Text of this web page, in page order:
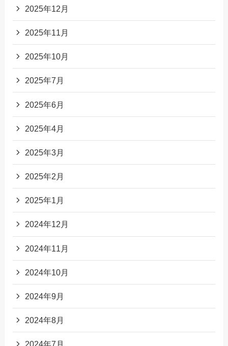
2025年12月
2025年11月
2025年10月
2025年7月
2025年6月
2025年4月
2025年3月
2025年2月
2025年1月
2024年12月
2024年11月
2024年10月
2024年9月
2024年8月
2024年7月